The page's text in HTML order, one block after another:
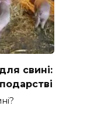
свині: